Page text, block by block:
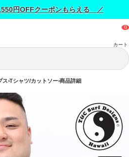
円OFFクーポンもらえる ／
カート
ス Tシャツ/カットソー 商品詳細